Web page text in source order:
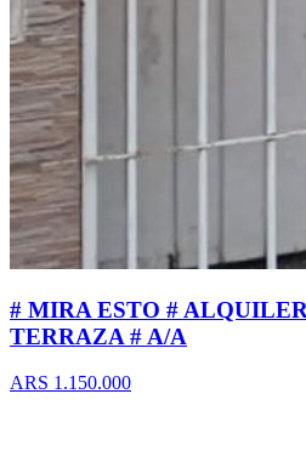
# MIRA ESTO #
TERRAZA # A/A
ARS 1.150.000